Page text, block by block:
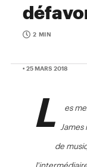
2 MIN
• 25 MARS 2018
L es
de